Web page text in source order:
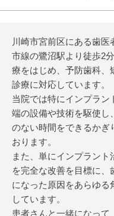
川崎市宮前区にある歯
市線の鷺沼駅より徒歩2
療をはじめ、予防歯科、
診療に対応しています。
当院では特にインプラ
端の設備や技術を駆使し
のない時間をできるかぎ
おります。
また、単にインプラン
を完全な改善を目標に、
になった原因をあらゆる
しています。
患者さんと一緒になっ